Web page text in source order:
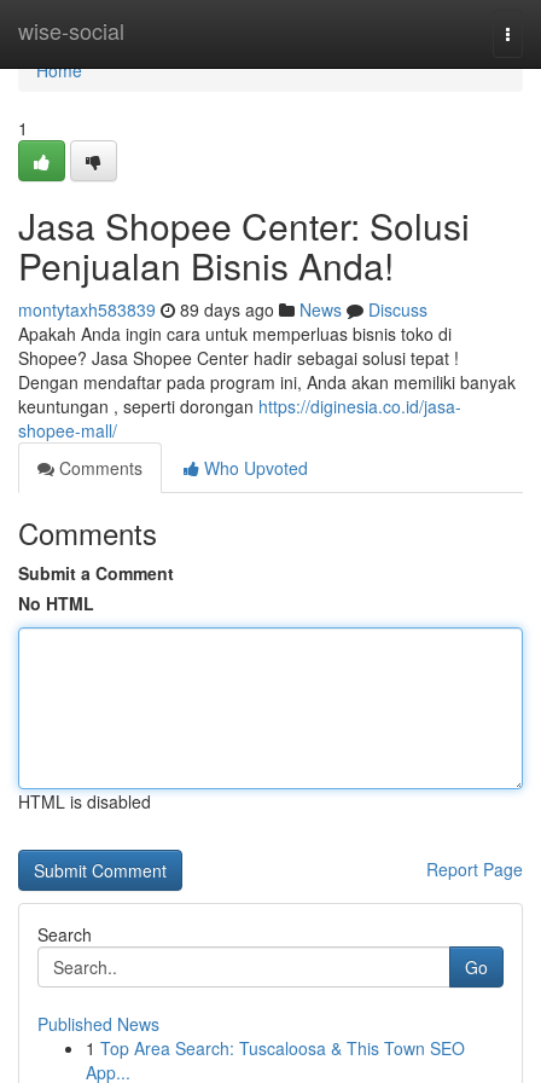
wise-social
Home
Home
1
Jasa Shopee Center: Solusi
Penjualan Bisnis Anda!
montytaxh583839 89 days ago News
Discuss
Apakah Anda ingin cara untuk memperluas bisnis toko di
Shopee? Jasa Shopee Center hadir sebagai solusi tepat !
Dengan mendaftar pada program ini, Anda akan memiliki banyak
keuntungan , seperti dorongan https://diginesia.co.id/jasa-
shopee-mall/
Comments
Who Upvoted
Comments
Submit a Comment
No HTML
HTML is disabled
Report Page
Search
Go
Published News
1 Top Area Search: Tuscaloosa & This Town SEO
App...